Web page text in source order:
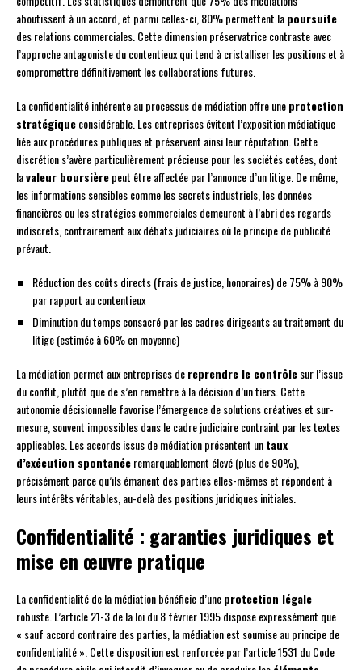
aboutissent à un accord, et parmi celles-ci, 80% permettent lapoursuite
des relations commerciales. Cette dimension préservatrice contraste avec
l’approche antagoniste du contentieux qui tend à cristalliser les positions et à
compromettre définitivement les collaborations futures.
La confidentialité inhérente au processus de médiation offre uneprotection
stratégiqueconsidérable. Les entreprises évitent l’exposition médiatique
liée aux procédures publiques et préservent ainsi leur réputation. Cette
discrétion s’avère particulièrement précieuse pour les sociétés cotées, dont
lavaleur boursièrepeut être affectée par l’annonce d’un litige. De même,
les informations sensibles comme les secrets industriels, les données
financières ou les stratégies commerciales demeurent à l’abri des regards
indiscrets, contrairement aux débats judiciaires où le principe de publicité
prévaut.
Réduction des coûts directs (frais de justice, honoraires) de 75% à 90%
par rapport au contentieux
Diminution du temps consacré par les cadres dirigeants au traitement du
litige (estimée à 60% en moyenne)
La médiation permet aux entreprises dereprendre le contrôlesur l’issue
du conflit, plutôt que de s’en remettre à la décision d’un tiers. Cette
autonomie décisionnelle favorise l’émergence de solutions créatives et sur-
mesure, souvent impossibles dans le cadre judiciaire contraint par les textes
applicables. Les accords issus de médiation présentent untaux
d’exécution spontanéeremarquablement élevé (plus de 90%),
précisément parce qu’ils émanent des parties elles-mêmes et répondent à
leurs intérêts véritables, au-delà des positions juridiques initiales.
Confidentialité : garanties juridiques et
mise en œuvre pratique
La confidentialité de la médiation bénéficie d’uneprotection légale
robuste. L’article 21-3 de la loi du 8 février 1995 dispose expressément que
« sauf accord contraire des parties, la médiation est soumise au principe de
confidentialité ». Cette disposition est renforcée par l’article 1531 du Code